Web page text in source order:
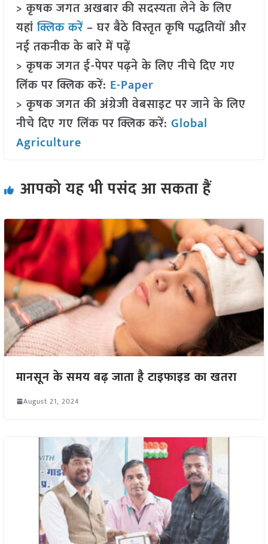
> कृषक जगत अखबार की सदस्यता लेने के लिए
यहांक्लिक करें– घर बैठे विस्तृत कृषि पद्धतियों और
नई तकनीक के बारे में पढ़ें
> कृषक जगत ई-पेपर पढ़ने के लिए नीचे दिए गए
लिंक पर क्लिक करें: E-Paper
> कृषक जगत की अंग्रेजी वेबसाइट पर जाने के लिए
नीचे दिए गए लिंक पर क्लिक करें: Global
Agriculture
आपको यह भी पसंद आ सकता हैं
मानसून के समय बढ़ जाता है टाइफाइड का खतरा
August 21, 2024